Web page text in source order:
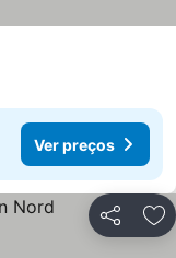
Ver preços
Partilhar